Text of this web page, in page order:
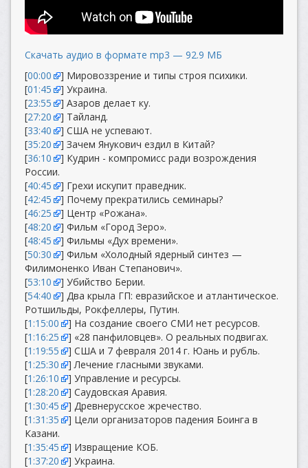
Скачать аудио в формате mp3 — 92.9 МБ
[00:00
] Мировоззрение и типы строя психики.
[01:45
] Украина.
[23:55
] Азаров делает ку.
[27:20
] Тайланд.
[33:40
] США не успевают.
[35:20
] Зачем Янукович ездил в Китай?
[36:10
] Кудрин - компромисс ради возрождения
России.
[40:45
] Грехи искупит праведник.
[42:45
] Почему прекратились семинары?
[46:25
] Центр «Рожана».
[48:20
] Фильм «Город Зеро».
[48:45
] Фильмы «Дух времени».
[50:30
] Фильм «Холодный ядерный синтез —
Филимоненко Иван Степанович».
[53:10
] Убийство Берии.
[54:40
] Два крыла ГП: евразийское и атлантическое.
Ротшильды, Рокфеллеры, Путин.
[1:15:00
] На создание своего СМИ нет ресурсов.
[1:16:25
] «28 панфиловцев». О реальных подвигах.
[1:19:55
] США и 7 февраля 2014 г. Юань и рубль.
[1:25:30
] Лечение гласными звуками.
[1:26:10
] Управление и ресурсы.
[1:28:20
] Саудовская Аравия.
[1:30:45
] Древнерусское жречество.
[1:31:35
] Цели организаторов падения Боинга в
Казани.
[1:35:45
] Извращение КОБ.
[1:37:20 ] Украина.